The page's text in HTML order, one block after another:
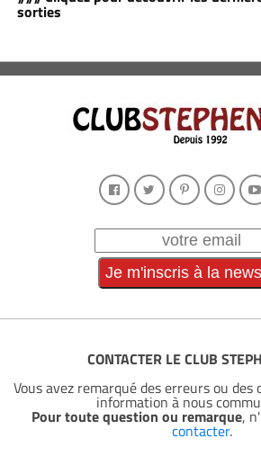
sorties
CONTACTER LE CLUB
Vous avez remarqué des erreurs ou des
information à nous
Pour toute question ou remarque,
contacter.